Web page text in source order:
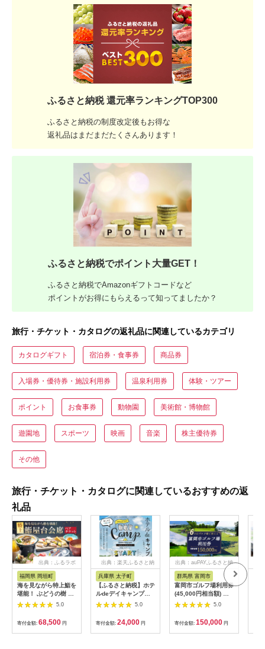
ふるさと納税 還元率ランキングTOP300
ふるさと納税の制度改定後もお得な
返礼品はまだまだたくさんあります！
ふるさと納税でポイント大量GET！
ふるさと納税でAmazonギフトコードなど
ポイントがお得にもらえるって知ってましたか？
旅行・チケット・カタログの返礼品に関連しているカテゴリ
カタログギフト 宿泊券・食事券 商品券
入場券・優待券・施設利用券 温泉利用券 体験・ツアー
ポイント お食事券 動物園 美術館・博物館
遊園地 スポーツ 映画 音楽 株主優待券
その他
旅行・チケット・カタログに関連しているおすすめの返
礼品
出典：ふるラボ
福岡県 岡垣町
海を見ながら特上鮨を
堪能！ ぶどうの樹 鮨
屋台ペア お食事券 海
鮮 海 屋台 食事 ペア
福岡県 岡垣町
5.0
寄付金額: 68,500 円
出典：楽天ふるさと納
兵庫県 太子町
【ふるさと納税】ホテ
ルdeデイキャンプ体
験チケット
【1364991】
5.0
寄付金額: 24,000 円
出典：auPAYふるさと納
群馬県 富岡市
富岡市ゴルフ場利用券
(45,000円相当額) ゴ
ルフ チケット 平日 土
日 祝日 プレー券 関東
群馬県 首都圏 F20E-
382
5.0
寄付金額: 150,000 円